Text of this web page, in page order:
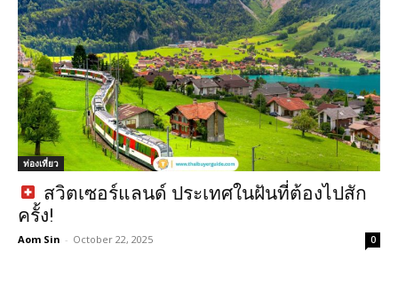
ท่องเที่ยว
สวิตเซอร์แลนด์ ประเทศในฝันที่ต้องไปสัก
ครั้ง!
Aom Sin - October 22, 2025 0